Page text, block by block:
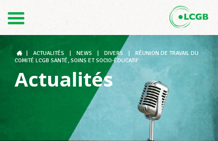
DE
Le LCGB
Structures syndicales
ACTUALITÉS NEWS DIVERS
RÉUNION DE TRAVAIL DU
COMITÉ LCGB SANTÉ, SOINS ET SOCIO-ÉDUCATIF
Actualités